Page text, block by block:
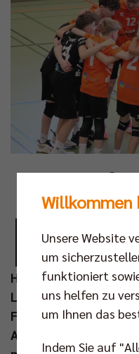
Fotos:
M JUNIORS
Deutschen
Hauptstadt zurück.
Land Volleys in
Finalrunde spielte sich
Auswahlmannschaft
Willkommen
Unsere Website
um
funktioniert
uns helfen zu
um Ihnen das
Indem Sie auf